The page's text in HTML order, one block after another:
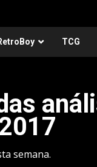
TCG
semana.